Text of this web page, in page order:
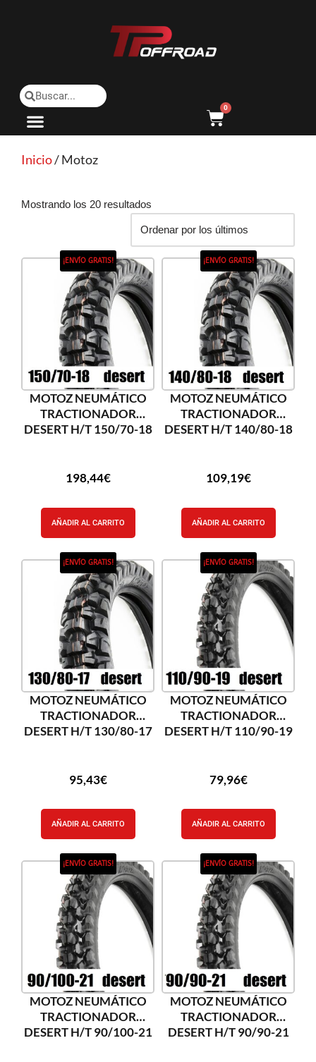
0
Inicio/ Motoz
Mostrando los 20 resultados
¡ENVÍO GRATIS!
MOTOZ NEUMÁTICO
TRACTIONADOR
DESERT H/T 150/70-18
198,44€
AÑADIR AL CARRITO
¡ENVÍO GRATIS!
MOTOZ NEUMÁTICO
TRACTIONADOR
DESERT H/T 140/80-18
109,19€
AÑADIR AL CARRITO
¡ENVÍO GRATIS!
MOTOZ NEUMÁTICO
TRACTIONADOR
DESERT H/T 130/80-17
95,43€
AÑADIR AL CARRITO
¡ENVÍO GRATIS!
MOTOZ NEUMÁTICO
TRACTIONADOR
DESERT H/T 110/90-19
79,96€
AÑADIR AL CARRITO
¡ENVÍO GRATIS!
MOTOZ NEUMÁTICO
TRACTIONADOR
DESERT H/T 90/100-21
¡ENVÍO GRATIS!
MOTOZ NEUMÁTICO
TRACTIONADOR
DESERT H/T 90/90-21